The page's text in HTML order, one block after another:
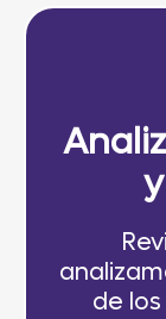
de